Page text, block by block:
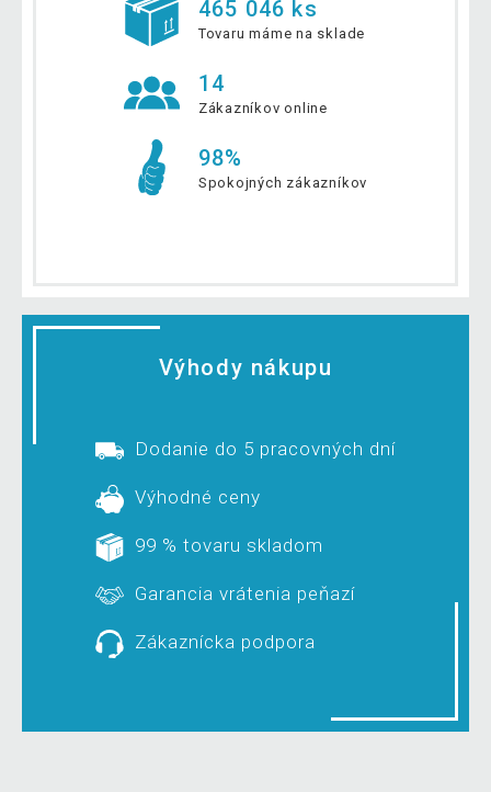
465 046 ks
Tovaru máme na sklade
14
Zákazníkov online
98%
Spokojných zákazníkov
Výhody nákupu
Dodanie do 5 pracovných dní
Výhodné ceny
99 % tovaru skladom
Garancia vrátenia peňazí
Zákaznícka podpora